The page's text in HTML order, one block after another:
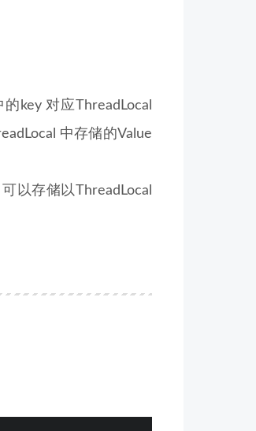
key 对应ThreadLocal
中存储的Value
以存储以ThreadLocal